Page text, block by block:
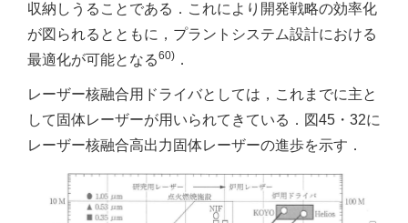
収納しうることである．これにより開発戦略の効率化
が図られるとともに，プラントシステム設計における
最適化が可能となる60) ．
レーザー核融合用ドライバとしては，これまでに主と
して固体レーザーが用いられてきている．図45・32に
レーザー核融合高出力固体レーザーの進歩を示す．